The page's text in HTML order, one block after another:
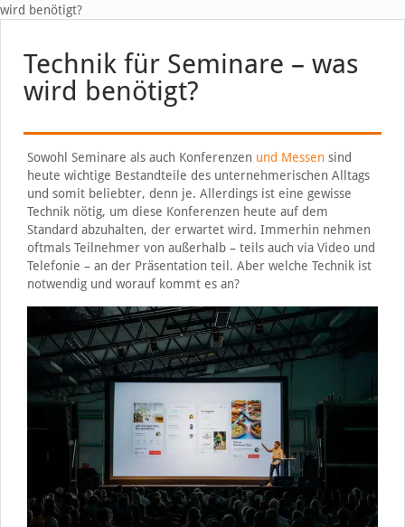
wird benötigt?
Technik für Seminare – was
wird benötigt?
Sowohl Seminare als auch Konferenzen und Messensind
heute wichtige Bestandteile des unternehmerischen Alltags
und somit beliebter, denn je. Allerdings ist eine gewisse
Technik nötig, um diese Konferenzen heute auf dem
Standard abzuhalten, der erwartet wird. Immerhin nehmen
oftmals Teilnehmer von außerhalb – teils auch via Video und
Telefonie – an der Präsentation teil. Aber welche Technik ist
notwendig und worauf kommt es an?